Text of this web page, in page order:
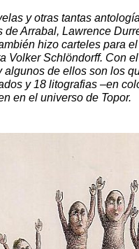
y otras tantas
de Arrabal, Lawrence
hizo carteles para
Volker Schlöndorff. Con
algunos de ellos son los
y 18 litografias –en
en el universo de Topor.